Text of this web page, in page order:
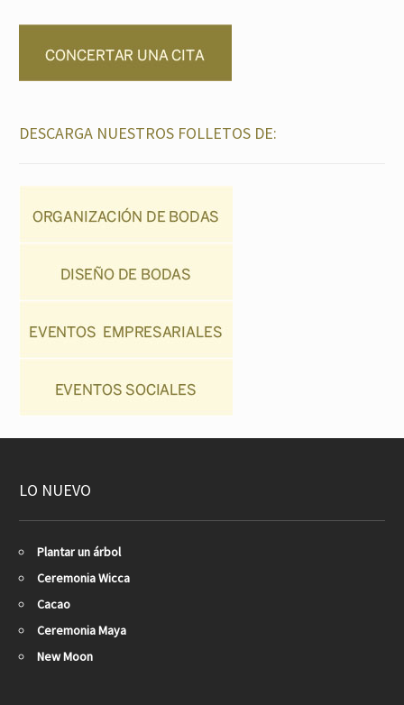
DESCARGA NUESTROS FOLLETOS DE:
LO NUEVO
Plantar un árbol
Ceremonia Wicca
Cacao
Ceremonia Maya
New Moon